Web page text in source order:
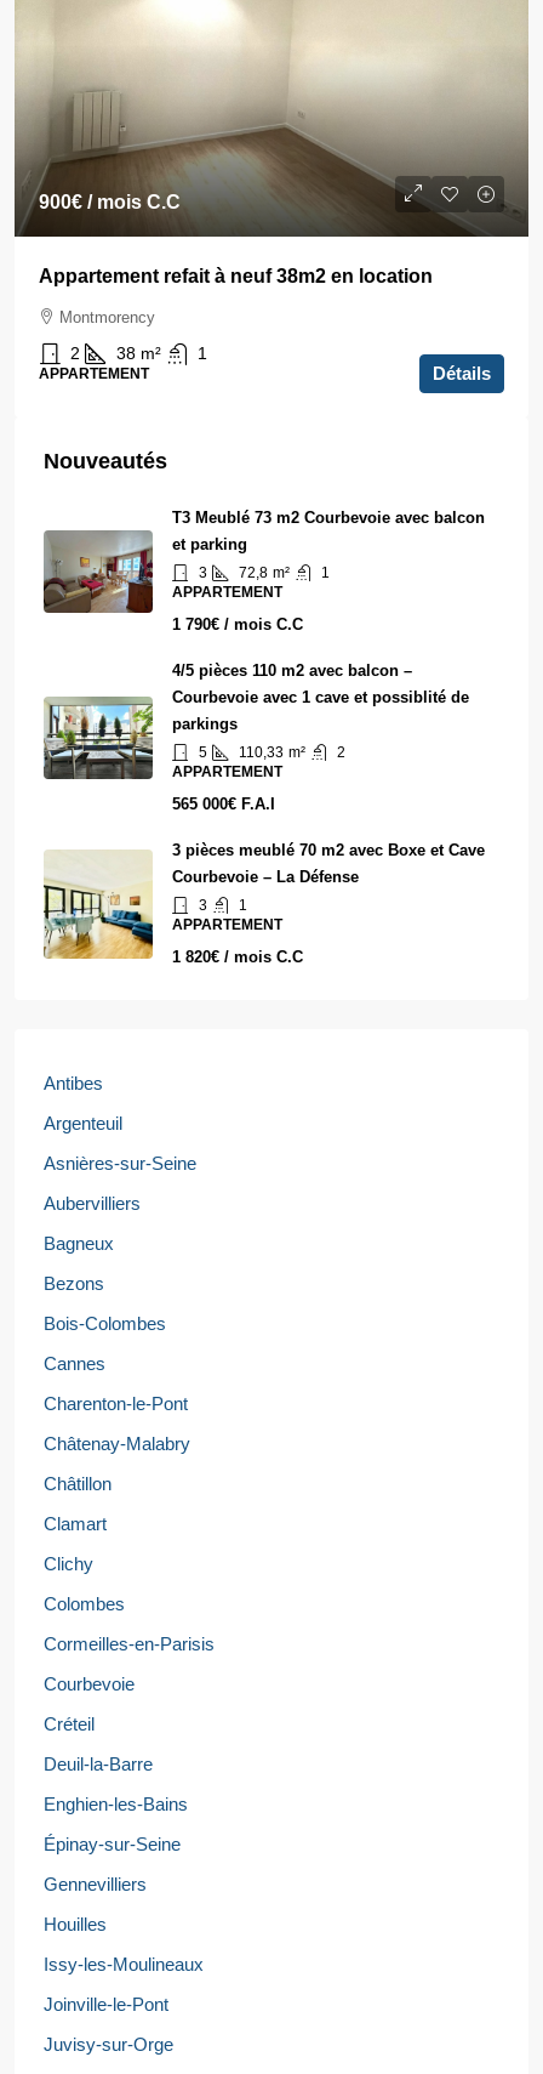
900€ / mois C.C
Appartement refait à neuf 38m2 en location
Montmorency
2 38 m² 1
APPARTEMENT Détails
Nouveautés
T3 Meublé 73 m2 Courbevoie avec balcon
et parking
3 72,8 m²
1
APPARTEMENT
1 790€ / mois C.C
4/5 pièces 110 m2 avec balcon –
Courbevoie avec 1 cave et possiblité de
parkings
5 110,33 m²
2
APPARTEMENT
565 000€ F.A.I
3 pièces meublé 70 m2 avec Boxe et Cave
Courbevoie – La Défense
3
1
APPARTEMENT
1 820€ / mois C.C
Antibes
Argenteuil
Asnières-sur-Seine
Aubervilliers
Bagneux
Bezons
Bois-Colombes
Cannes
Charenton-le-Pont
Châtenay-Malabry
Châtillon
Clamart
Clichy
Colombes
Cormeilles-en-Parisis
Courbevoie
Créteil
Deuil-la-Barre
Enghien-les-Bains
Épinay-sur-Seine
Gennevilliers
Houilles
Issy-les-Moulineaux
Joinville-le-Pont
Juvisy-sur-Orge